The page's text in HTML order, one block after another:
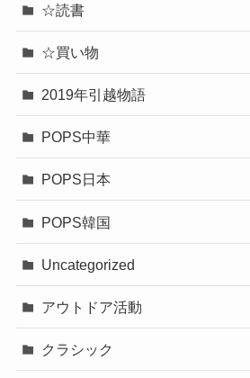
☆読書
☆買い物
2019年引越物語
POPS中華
POPS日本
POPS韓国
Uncategorized
アウトドア活動
クラシック